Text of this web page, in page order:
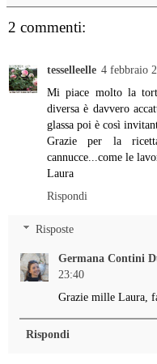
2 commenti:
tesselleelle 4 febbraio
Mi piace molto la
diversa è davvero
glassa poi è così
Grazie per la
cannucce...come le
Laura
Rispondi
Risposte
Germana Contini
23:40
Grazie mille Laura,
Rispondi